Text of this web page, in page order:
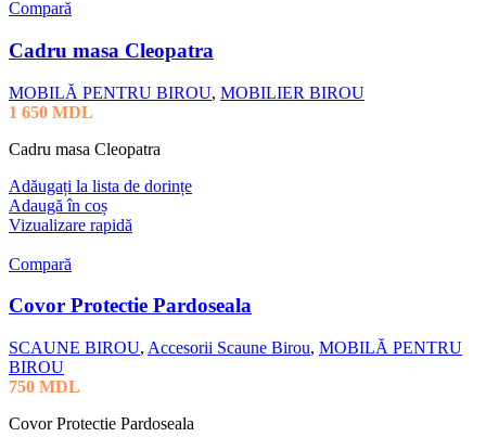
Compară
Cadru masa Cleopatra
MOBILĂ PENTRU BIROU, MOBILIER BIROU
1 650 MDL
Cadru masa Cleopatra
Adăugați la lista de dorințe
Adaugă în coș
Vizualizare rapidă
Compară
Covor Protectie Pardoseala
SCAUNE BIROU, Accesorii Scaune Birou, MOBILĂ PENTRU
BIROU
750 MDL
Covor Protectie Pardoseala